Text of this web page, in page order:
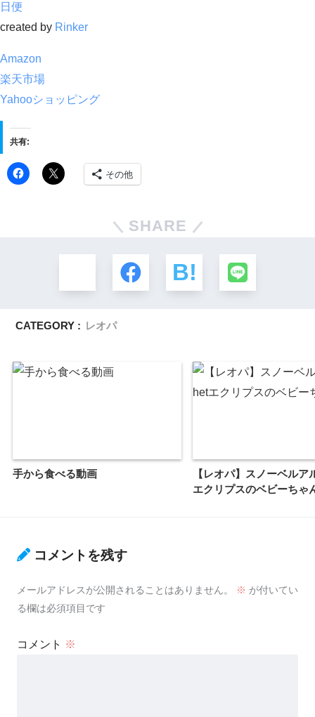
日便
created by Rinker
Amazon
楽天市場
Yahooショッピング
共有:
その他
SHARE
CATEGORY : レオパ
手から食べる動画
【レオパ】スノーベルア
エクリプスのベビーちゃ
コメントを残す
メールアドレスが公開されることはありません。 ※ が付いてい
る欄は必須項目です
コメント ※